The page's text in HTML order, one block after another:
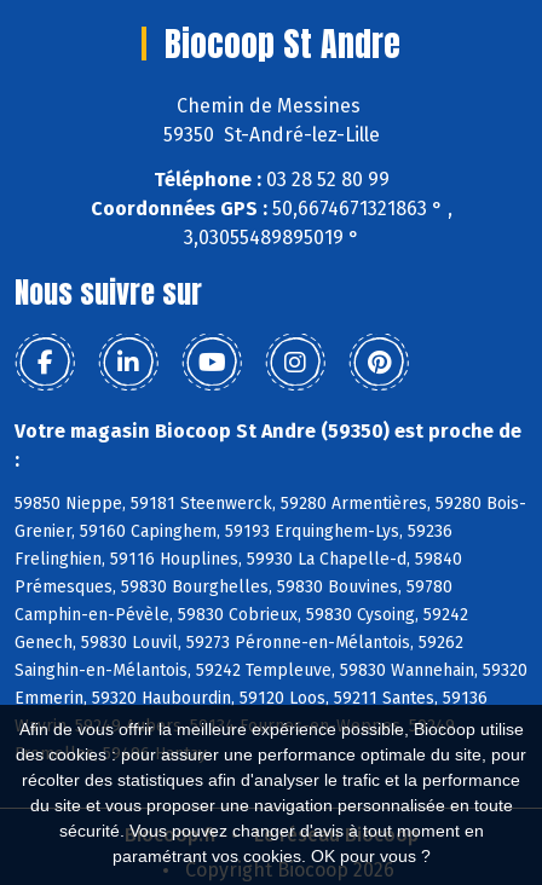
Afin de vous offrir la meilleure expérience possible, Biocoop utilise
des cookies : pour assurer une performance optimale du site, pour
récolter des statistiques afin d'analyser le trafic et la performance
du site et vous proposer une navigation personnalisée en toute
sécurité. Vous pouvez changer d'avis à tout moment en
paramétrant vos cookies. OK pour vous ?
Biocoop St Andre
Chemin de Messines
59350 St-André-lez-Lille
Téléphone :03 28 52 80 99
Coordonnées GPS :50,6674671321863 ° ,
3,03055489895019 °
Nous suivre sur
Votre magasin Biocoop St Andre (59350) est proche de
:
59850 Nieppe, 59181 Steenwerck, 59280 Armentières, 59280 Bois-
Grenier, 59160 Capinghem, 59193 Erquinghem-Lys, 59236
Frelinghien, 59116 Houplines, 59930 La Chapelle-d, 59840
Prémesques, 59830 Bourghelles, 59830 Bouvines, 59780
Camphin-en-Pévèle, 59830 Cobrieux, 59830 Cysoing, 59242
Genech, 59830 Louvil, 59273 Péronne-en-Mélantois, 59262
Sainghin-en-Mélantois, 59242 Templeuve, 59830 Wannehain, 59320
Emmerin, 59320 Haubourdin, 59120 Loos, 59211 Santes, 59136
Wavrin, 59249 Aubers, 59134 Fournes-en-Weppes, 59249
Fromelles, 59496 Hantay
Biocoop.fr
Le réseau Biocoop
Copyright Biocoop 2026